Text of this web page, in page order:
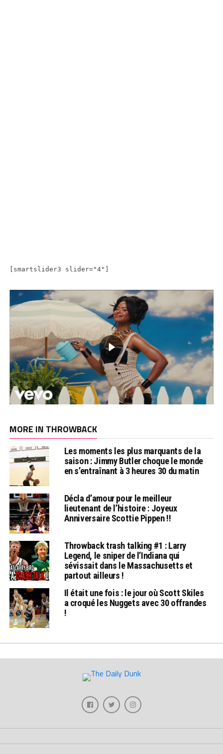
[smartslider3 slider="4"]
MORE IN THROWBACK
Les moments les plus marquants de la
saison : Jimmy Butler choque le monde
en s’entraînant à 3 heures 30 du matin
Décla d’amour pour le meilleur
lieutenant de l’histoire : Joyeux
Anniversaire Scottie Pippen !!
Throwback trash talking #1 : Larry
Legend, le sniper de l’Indiana qui
sévissait dans le Massachusetts et
partout ailleurs !
Il était une fois : le jour où Scott Skiles
a croqué les Nuggets avec 30 offrandes
!